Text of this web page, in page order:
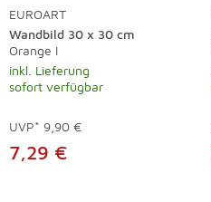
EUROART
Wandbild 30 x 30 cm
Orange I
inkl. Lieferung
sofort verfügbar
UVP* 9,90 €
7,29 €